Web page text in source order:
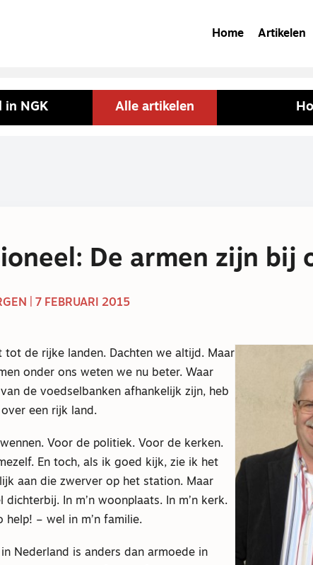
Home Artikelen
in NGK Alle artikelen
De armen zijn bij
| 7 FEBRUARI 2015
tot de rijke landen. Dachten we altijd. Maar
onder ons weten we nu beter. Waar
de voedselbanken afhankelijk zijn, heb
een rijk land.
Voor de politiek. Voor de kerken.
En toch, als ik goed kijk, zie ik het
aan die zwerver op het station. Maar
dichterbij. In m’n woonplaats. In m’n kerk.
help! – wel in m’n familie.
Nederland is anders dan armoede in